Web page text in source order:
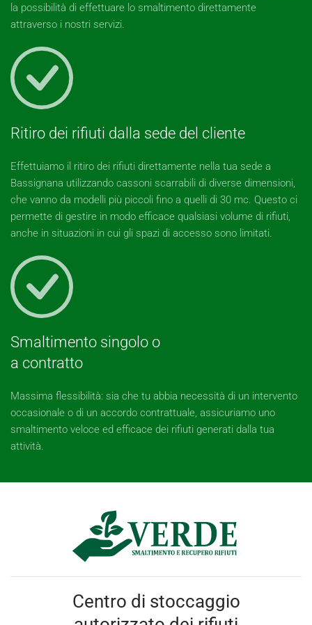
la possibilità di effettuare lo smaltimento direttamente
attraverso i nostri servizi.
Ritiro dei rifiuti dalla sede del cliente
Effettuiamo il ritiro dei rifiuti direttamente nella tua sede a
Bassignana utilizzando cassoni scarrabili di diverse dimensioni,
che vanno da modelli più piccoli fino a quelli di 30 mc. Questo ci
permette di gestire in modo efficace qualsiasi volume di rifiuti,
anche in situazioni in cui gli spazi di accesso sono limitati.
Smaltimento singolo o
a contratto
Massima flessibilità: sia che tu abbia necessità di un intervento
occasionale o di un accordo contrattuale, assicuriamo uno
smaltimento veloce ed efficace dei rifiuti generati dalla tua
attività.
Centro di stoccaggio